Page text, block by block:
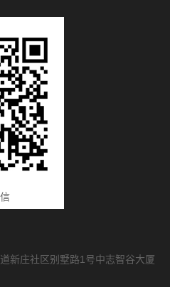
新庄社区别墅路1号中志智谷大厦